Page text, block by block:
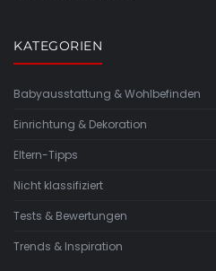
KATEGORIEN
Babyausstattung & Wohlbefinden
Einrichtung & Dekoration
Eltern-Tipps
Nicht klassifiziert
Tests & Bewertungen
Trends & Inspiration